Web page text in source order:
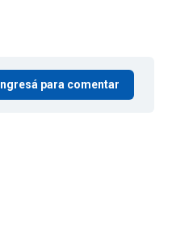
Ingresá para comentar